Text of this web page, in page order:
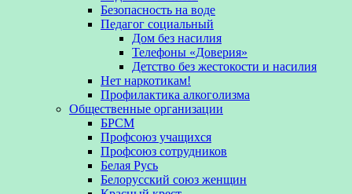
Безопасность на воде
Педагог социальный
Дом без насилия
Телефоны «Доверия»
Детство без жестокости и насилия
Нет наркотикам!
Профилактика алкоголизма
Общественные организации
БРСМ
Профсоюз учащихся
Профсоюз сотрудников
Белая Русь
Белорусский союз женщин